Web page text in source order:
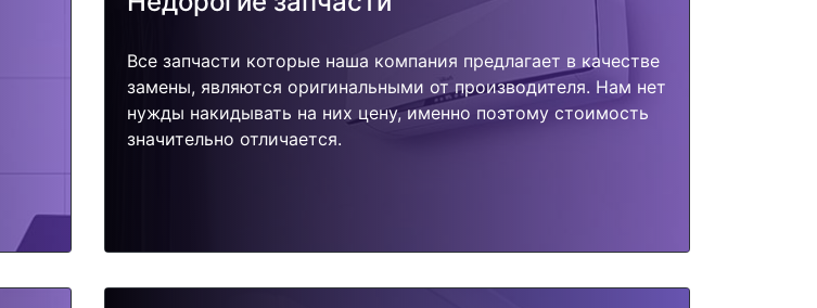
Все запчасти которые наша компания предлагает в качестве
замены, являются оригинальными от производителя. Нам нет
нужды накидывать на них цену, именно поэтому стоимость
значительно отличается.